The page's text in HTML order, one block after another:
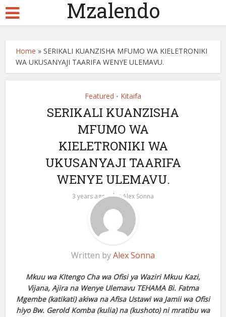
Mzalendo
Home »SERIKALI KUANZISHA MFUMO WA KIELETRONIKI
WA UKUSANYAJI TAARIFA WENYE ULEMAVU.
Featured • Kitaifa
SERIKALI KUANZISHA
MFUMO WA
KIELETRONIKI WA
UKUSANYAJI TAARIFA
WENYE ULEMAVU.
3 years ago by Alex Sonna
Written byAlex Sonna
Mkuu wa KItengo Cha wa Ofisi ya Waziri Mkuu Kazi,
Vijana, Ajira na Wenye Ulemavu TEHAMA Bi. Fatma
Mgembe (katikati) akiwa na Afisa Ustawi wa Jamii wa Ofisi
hiyo Bw. Gerold Komba (kulia) na (kushoto) ni mratibu wa